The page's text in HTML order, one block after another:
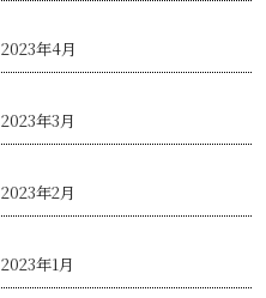
2023年4月
2023年3月
2023年2月
2023年1月